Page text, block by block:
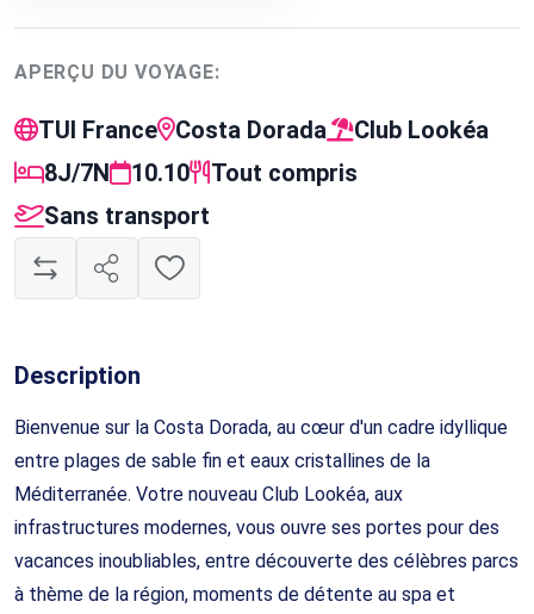
APERÇU DU VOYAGE:
TUI France Costa Dorada
Club Lookéa
8J/7N
10.10
Tout compris
Sans transport
Description
Bienvenue sur la Costa Dorada, au cœur d'un cadre idyllique
entre plages de sable fin et eaux cristallines de la
Méditerranée. Votre nouveau Club Lookéa, aux
infrastructures modernes, vous ouvre ses portes pour des
vacances inoubliables, entre découverte des célèbres parcs
à thème de la région, moments de détente au spa et